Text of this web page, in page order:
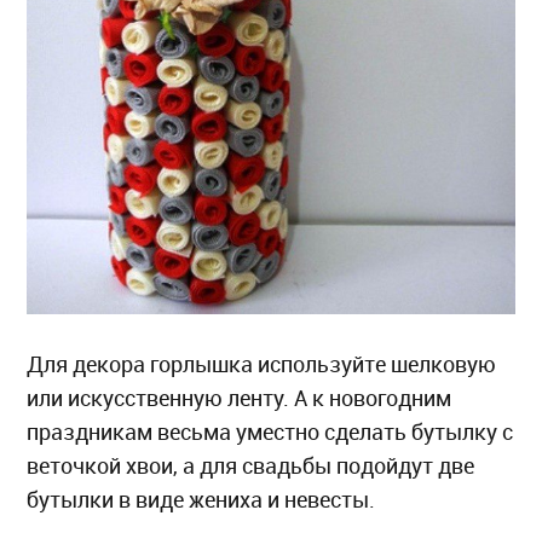
Для декора горлышка используйте шелковую
или искусственную ленту. А к новогодним
праздникам весьма уместно сделать бутылку с
веточкой хвои, а для свадьбы подойдут две
бутылки в виде жениха и невесты.